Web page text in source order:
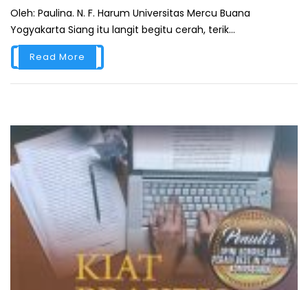
Oleh: Paulina. N. F. Harum Universitas Mercu Buana
Yogyakarta Siang itu langit begitu cerah, terik...
Read More